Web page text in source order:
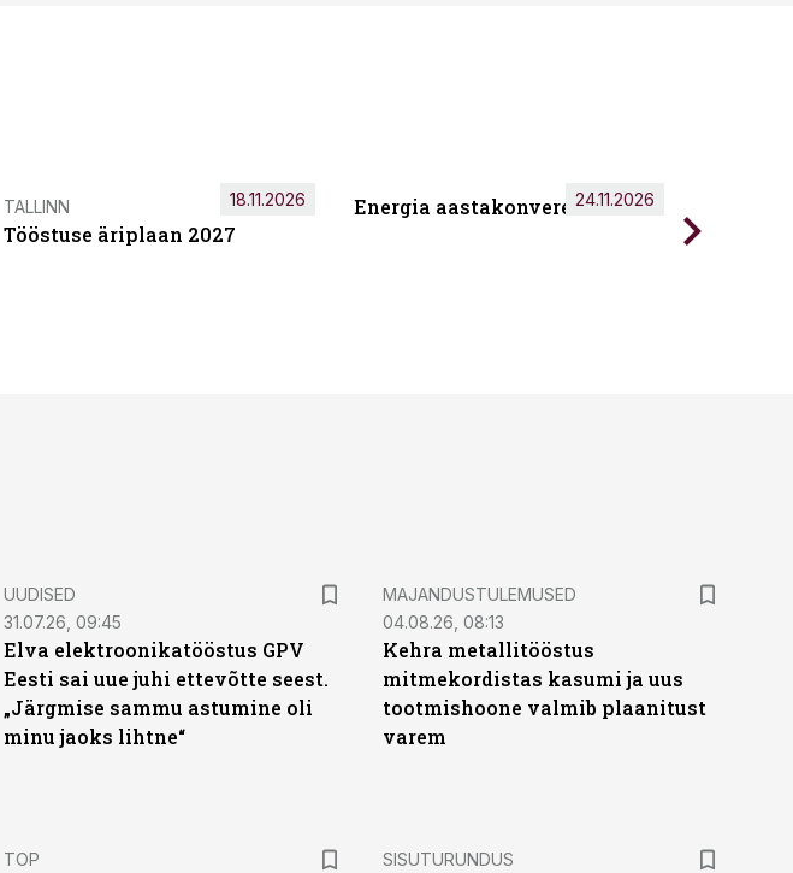
TALLINN
Tööstuse äriplaan 2027
18.11.2026 Energia aastakonverents 2026
24.11.2026
UUDISED
31.07.26, 09:45
Elva elektroonikatööstus GPV
Eesti sai uue juhi ettevõtte seest.
„Järgmise sammu astumine oli
minu jaoks lihtne“
MAJANDUSTULEMUSED
04.08.26, 08:13
Kehra metallitööstus
mitmekordistas kasumi ja uus
tootmishoone valmib plaanitust
varem
TOP ST
SISUTURUNDUS